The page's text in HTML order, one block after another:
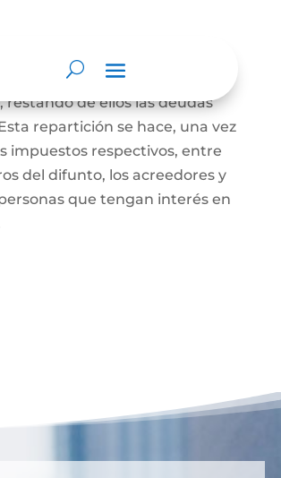
bienes por causa de muerte
hace para repartir los bienes
restando de ellos las deudas
repartición se hace, una vez
impuestos respectivos, entre
del difunto, los acreedores y
que tengan interés en